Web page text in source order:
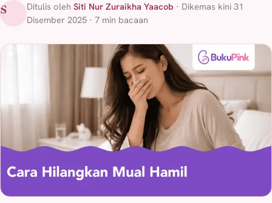
S Ditulis oleh Siti Nur Zuraikha Yaacob · Dikemas kini 31
Disember 2025 · 7 min bacaan